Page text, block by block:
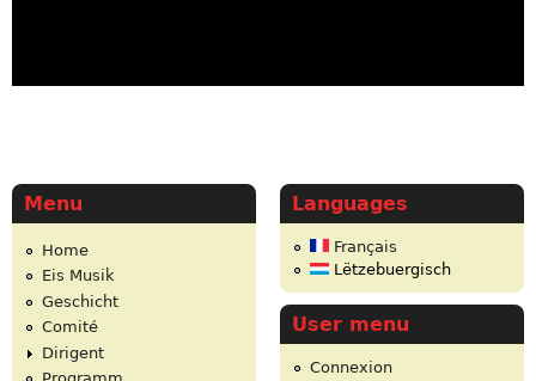
Menu
Home
Eis Musik
Geschicht
Comité
Dirigent
Languages
Français
Lëtzebuergisch
User menu
Connexion